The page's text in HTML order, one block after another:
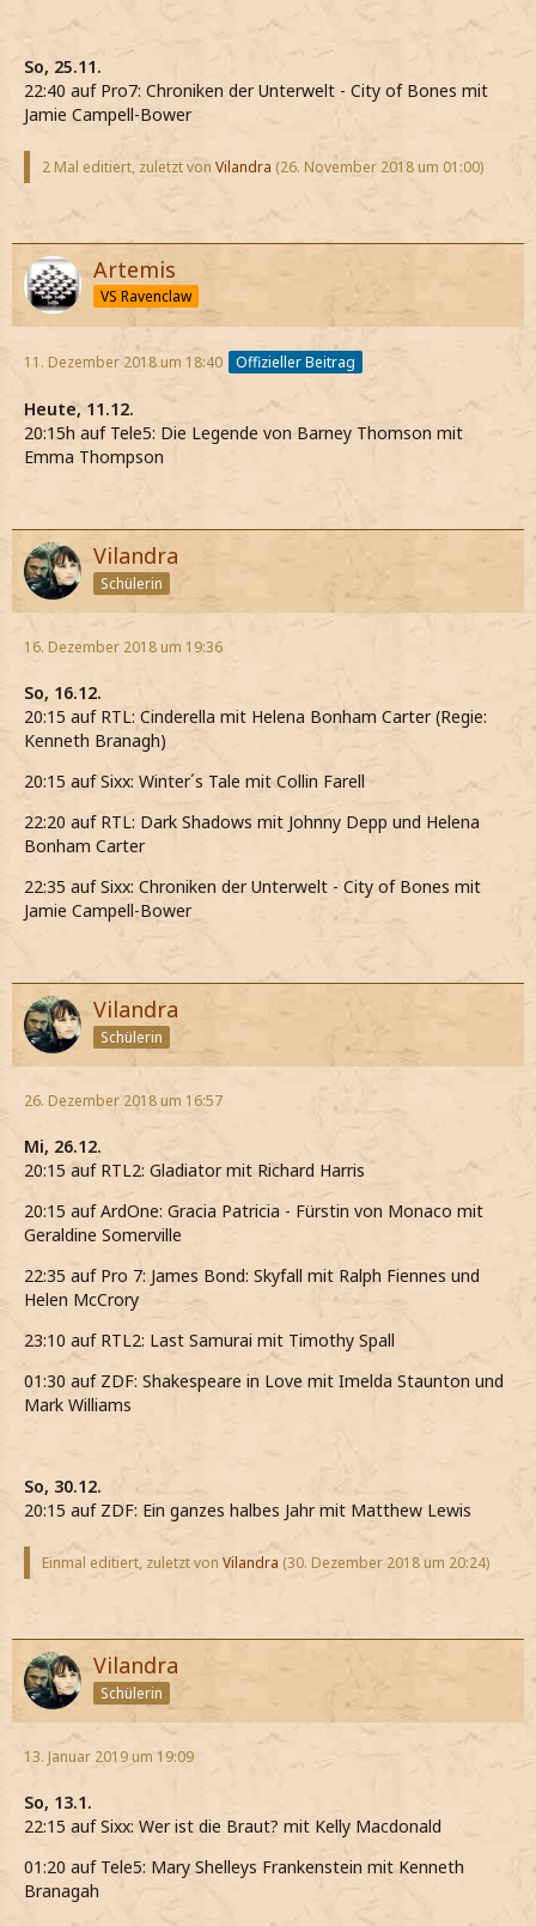
So, 25.11.
22:40 auf Pro7: Chroniken der Unterwelt - City of Bones mit
Jamie Campell-Bower
2 Mal editiert, zuletzt von Vilandra (26. November 2018 um 01:00)
Artemis
VS Ravenclaw
11. Dezember 2018 um 18:40 Offizieller Beitrag
Heute, 11.12.
20:15h auf Tele5: Die Legende von Barney Thomson mit
Emma Thompson
Vilandra
Schülerin
16. Dezember 2018 um 19:36
So, 16.12.
20:15 auf RTL: Cinderella mit Helena Bonham Carter (Regie:
Kenneth Branagh)
20:15 auf Sixx: Winter´s Tale mit Collin Farell
22:20 auf RTL: Dark Shadows mit Johnny Depp und Helena
Bonham Carter
22:35 auf Sixx: Chroniken der Unterwelt - City of Bones mit
Jamie Campell-Bower
Vilandra
Schülerin
26. Dezember 2018 um 16:57
Mi, 26.12.
20:15 auf RTL2: Gladiator mit Richard Harris
20:15 auf ArdOne: Gracia Patricia - Fürstin von Monaco mit
Geraldine Somerville
22:35 auf Pro 7: James Bond: Skyfall mit Ralph Fiennes und
Helen McCrory
23:10 auf RTL2: Last Samurai mit Timothy Spall
01:30 auf ZDF: Shakespeare in Love mit Imelda Staunton und
Mark Williams
So, 30.12.
20:15 auf ZDF: Ein ganzes halbes Jahr mit Matthew Lewis
Einmal editiert, zuletzt von Vilandra (30. Dezember 2018 um 20:24)
Vilandra
Schülerin
13. Januar 2019 um 19:09
So, 13.1.
22:15 auf Sixx: Wer ist die Braut? mit Kelly Macdonald
01:20 auf Tele5: Mary Shelleys Frankenstein mit Kenneth
Branagah